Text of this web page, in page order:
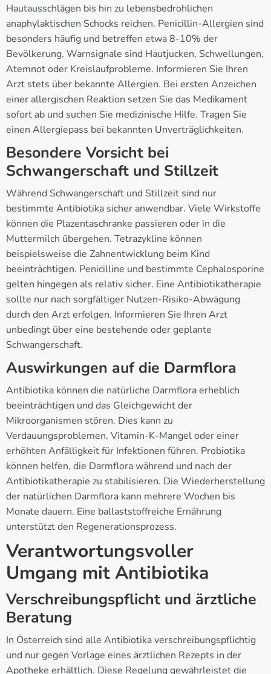
Hautausschlägen bis hin zu lebensbedrohlichen
anaphylaktischen Schocks reichen. Penicillin-Allergien sind
besonders häufig und betreffen etwa 8-10% der
Bevölkerung. Warnsignale sind Hautjucken, Schwellungen,
Atemnot oder Kreislaufprobleme. Informieren Sie Ihren
Arzt stets über bekannte Allergien. Bei ersten Anzeichen
einer allergischen Reaktion setzen Sie das Medikament
sofort ab und suchen Sie medizinische Hilfe. Tragen Sie
einen Allergiepass bei bekannten Unverträglichkeiten.
Besondere Vorsicht bei
Schwangerschaft und Stillzeit
Während Schwangerschaft und Stillzeit sind nur
bestimmte Antibiotika sicher anwendbar. Viele Wirkstoffe
können die Plazentaschranke passieren oder in die
Muttermilch übergehen. Tetrazykline können
beispielsweise die Zahnentwicklung beim Kind
beeinträchtigen. Penicilline und bestimmte Cephalosporine
gelten hingegen als relativ sicher. Eine Antibiotikatherapie
sollte nur nach sorgfältiger Nutzen-Risiko-Abwägung
durch den Arzt erfolgen. Informieren Sie Ihren Arzt
unbedingt über eine bestehende oder geplante
Schwangerschaft.
Auswirkungen auf die Darmflora
Antibiotika können die natürliche Darmflora erheblich
beeinträchtigen und das Gleichgewicht der
Mikroorganismen stören. Dies kann zu
Verdauungsproblemen, Vitamin-K-Mangel oder einer
erhöhten Anfälligkeit für Infektionen führen. Probiotika
können helfen, die Darmflora während und nach der
Antibiotikatherapie zu stabilisieren. Die Wiederherstellung
der natürlichen Darmflora kann mehrere Wochen bis
Monate dauern. Eine ballaststoffreiche Ernährung
unterstützt den Regenerationsprozess.
Verantwortungsvoller
Umgang mit Antibiotika
Verschreibungspflicht und ärztliche
Beratung
In Österreich sind alle Antibiotika verschreibungspflichtig
und nur gegen Vorlage eines ärztlichen Rezepts in der
Apotheke erhältlich. Diese Regelung gewährleistet die